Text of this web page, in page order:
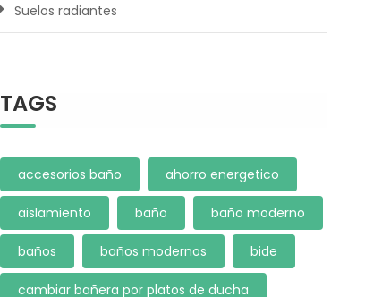
Suelos radiantes
TAGS
accesorios baño ahorro energetico
aislamiento baño baño moderno
baños baños modernos bide
cambiar bañera por platos de ducha